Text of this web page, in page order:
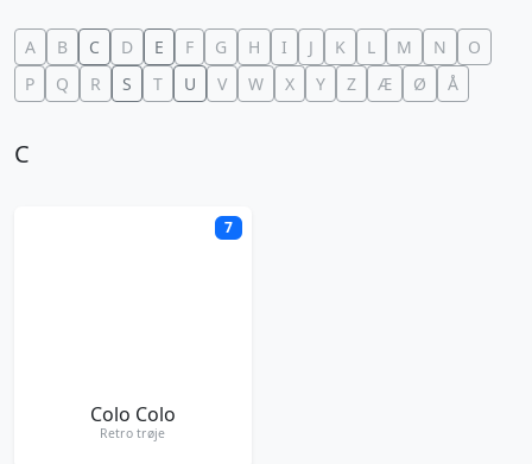
A B C D E F G H I J K L M N
O
P
Q R S T U V W X Y Z Æ Ø Å
C
7
Colo Colo
Retro trøje